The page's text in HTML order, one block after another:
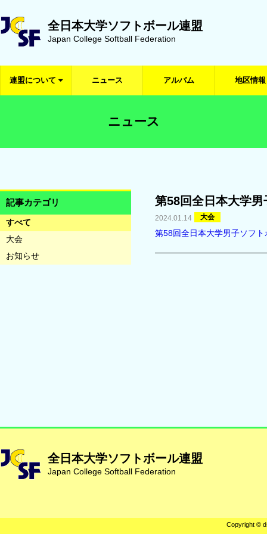
全日本大学ソフトボール連盟
Japan College Softball Federation
連盟について ニュース アルバム 地区情報
ニュース
記事カテゴリ
すべて
大会
お知らせ
第58回全日本大学
2024.01.14 大会
第58回全日本大学男子ソフ
全日本大学ソフトボール連盟
Japan College Softball Federation
Copyright ©